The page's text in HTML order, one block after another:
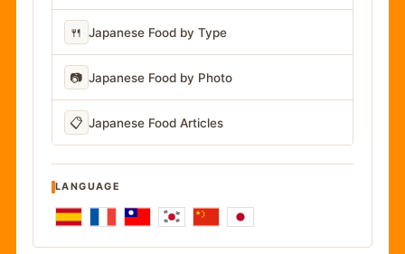
🍴 Japanese Food by Type
📷 Japanese Food by Photo
📋 Japanese Food Articles
LANGUAGE